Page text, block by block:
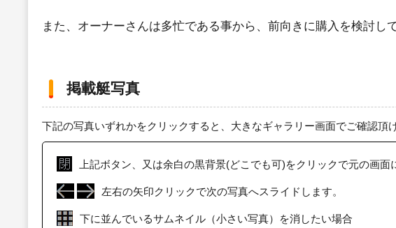
また、オーナーさんは多忙である事から、前向きに購入を検討し
掲載艇写真
下記の写真いずれかをクリックすると、大きなギャラリー画面でご確認頂
上記ボタン、又は余白の黒背景(どこでも可)をクリックで元の画面
左右の矢印クリックで次の写真へスライドします。
下に並んでいるサムネイル（小さい写真）を消したい場合